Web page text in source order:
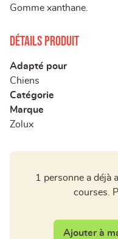
Gomme xanthane.
Détails produit
Adapté pour
Chiens
Catégorie
Marque
Zolux
1 personne a déjà
courses.
Ajouter à